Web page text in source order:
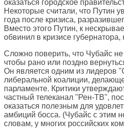
оказаться городское
Некоторые считали, что Путин
года после кризиса,
Вместо этого Путин, к
обвинил в кризисе
Сложно поверить, что Чубайс
чтобы рано или поздно
Он является одним из лидеров
либеральной коалиции,
парламенте. Критики
частный телеканал "Рен-ТВ",
оказаться полезным для
амбиций босса. (Чубайс с этим
словам, у многих российских